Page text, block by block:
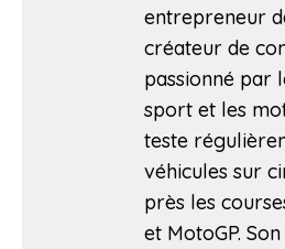
entrepreneur
créateur de
passionné par
sport et les
teste
véhicules sur
près les
et MotoGP.